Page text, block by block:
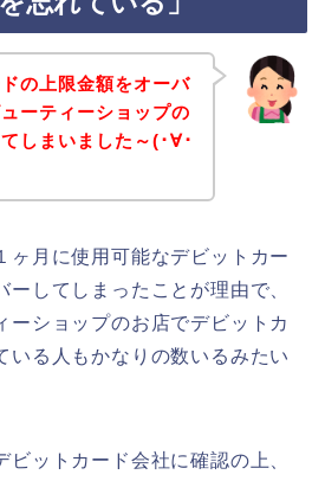
の上限金額をオーバ
ーティーショップの
しまいました～(･∀･
ヶ月に使用可能なデビットカー
ーしてしまったことが理由で、
ーショップのお店でデビットカ
いる人もかなりの数いるみたい
ビットカード会社に確認の上、